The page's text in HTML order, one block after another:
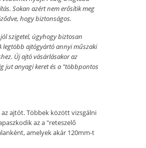
Sokan azért nem erősítik meg
hogy biztonságos.
szigetel, úgyhogy biztosan
legtöbb ajtógyártó annyi műszaki
Új ajtó vásárlásakor az
jut anyagi keret és a "többpontos
ajtót. Többek között vizsgálni
az a "reteszelő
amelyek akár 120mm-t